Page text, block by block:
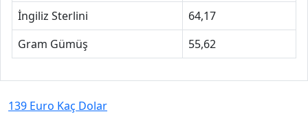
İngiliz Sterlini
64,17
Gram Gümüş
55,62
139 Euro Kaç Dolar